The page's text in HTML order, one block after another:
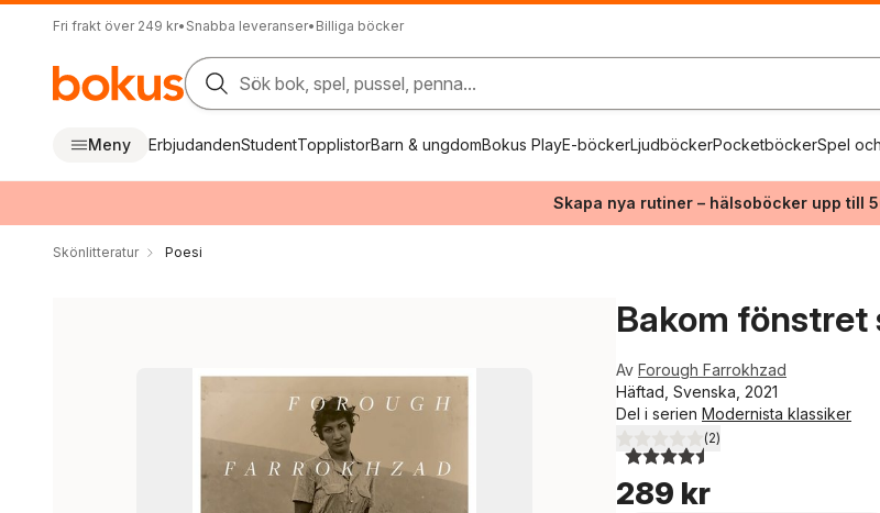
Fri frakt över 249 kr• Snabba leveranser• Billiga böcker
Sök bok, spel, pussel, penna...
Meny ErbjudandenStudentTopplistorBarn & ungdomBokus PlayE-böckerLjudböckerPocketböckerSpel
Skapa nya rutiner – hälsoböcker upp till
Skönlitteratur Poesi
Bakom fönstret
Av Forough Farrokhzad
Häftad, Svenska, 2021
Del i serien Modernista klassiker
4,5utav 5 stjärnor. Totalt antal röster:
(2)
289 kr